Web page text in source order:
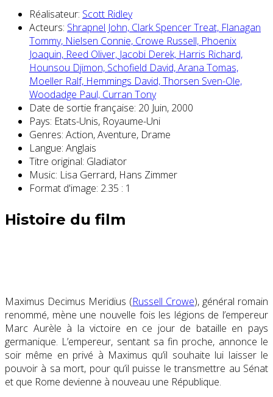
Réalisateur: Scott Ridley
Acteurs: Shrapnel John, Clark Spencer Treat, Flanagan
Tommy, Nielsen Connie, Crowe Russell, Phoenix
Joaquin, Reed Oliver, Jacobi Derek, Harris Richard,
Hounsou Djimon, Schofield David,Arana Tomas,
Moeller Ralf, Hemmings David,Thorsen Sven-Ole,
Woodadge Paul, Curran Tony
Date de sortie française: 20 Juin, 2000
Pays: Etats-Unis, Royaume-Uni
Genres: Action, Aventure, Drame
Langue: Anglais
Titre original: Gladiator
Music: Lisa Gerrard, Hans Zimmer
Format d'image: 2.35 : 1
Histoire du film
Maximus Decimus Meridius (Russell Crowe), général romain
renommé, mène une nouvelle fois les légions de l’empereur
Marc Aurèle à la victoire en ce jour de bataille en pays
germanique. L’empereur, sentant sa fin proche, annonce le
soir même en privé à Maximus qu’il souhaite lui laisser le
pouvoir à sa mort, pour qu’il puisse le transmettre au Sénat
et que Rome devienne à nouveau une République.